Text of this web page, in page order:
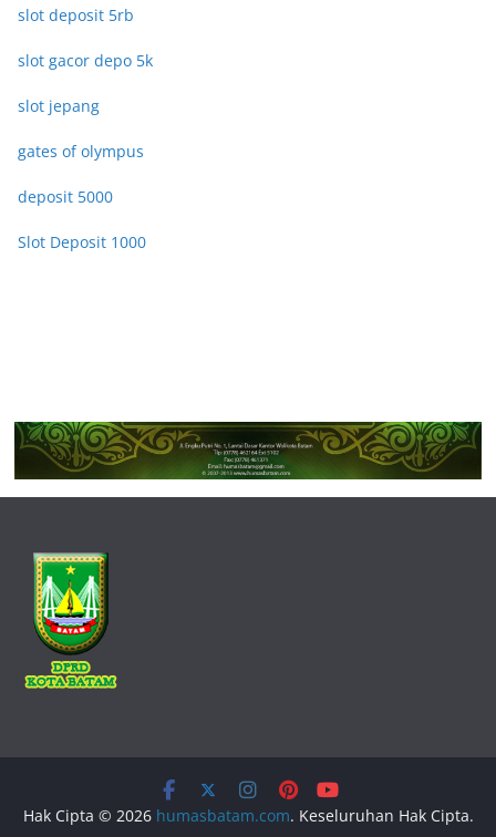
slot deposit 5rb
slot gacor depo 5k
slot jepang
gates of olympus
deposit 5000
Slot Deposit 1000
Hak Cipta © 2026 humasbatam.com. Keseluruhan Hak Cipta.